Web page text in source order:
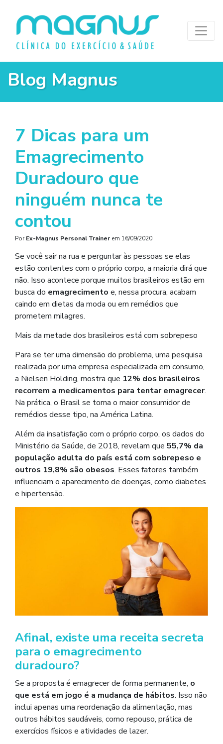
Blog Magnus
7 Dicas para um
Emagrecimento
Duradouro que
ninguém nunca te
contou
PorEx-Magnus Personal Trainer em 16/09/2020
Se você sair na rua e perguntar às pessoas se elas
estão contentes com o próprio corpo, a maioria dirá que
não. Isso acontece porque muitos brasileiros estão em
busca do emagrecimento e, nessa procura, acabam
caindo em dietas da moda ou em remédios que
prometem milagres.
Mais da metade dos brasileiros está com sobrepeso
Para se ter uma dimensão do problema, uma pesquisa
realizada por uma empresa especializada em consumo,
a Nielsen Holding, mostra que 12% dos brasileiros
recorrem a medicamentos para tentar emagrecer.
Na prática, o Brasil se torna o maior consumidor de
remédios desse tipo, na América Latina.
Além da insatisfação com o próprio corpo, os dados do
Ministério da Saúde, de 2018, revelam que 55,7% da
população adulta do país está com sobrepeso e
outros 19,8% são obesos. Esses fatores também
influenciam o aparecimento de doenças, como diabetes
e hipertensão.
Afinal, existe uma receita secreta
para o emagrecimento
duradouro?
Se a proposta é emagrecer de forma permanente, o
que está em jogo é a mudança de hábitos. Isso não
inclui apenas uma reordenação da alimentação, mas
outros hábitos saudáveis, como repouso, prática de
exercícios físicos e atividades de lazer.